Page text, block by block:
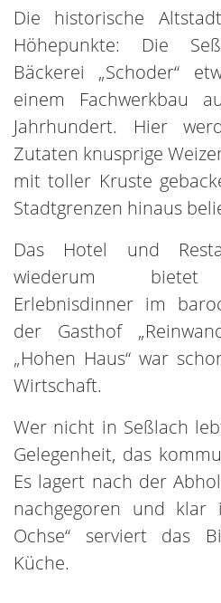
Die historische
Höhepunkte: Die
Bäckerei „Schoder“
einem Fachwerkbau
Jahrhundert. Hier
Zutaten knusprige
mit toller Kruste
Stadtgrenzen hinaus
Das Hotel und
wiederum bietet
Erlebnisdinner im
der Gasthof
„Hohen Haus“ war
Wirtschaft.
Wer nicht in Seßlach
Gelegenheit, das
Es lagert nach der
nachgegoren und klar
Ochse“ serviert das
Küche.